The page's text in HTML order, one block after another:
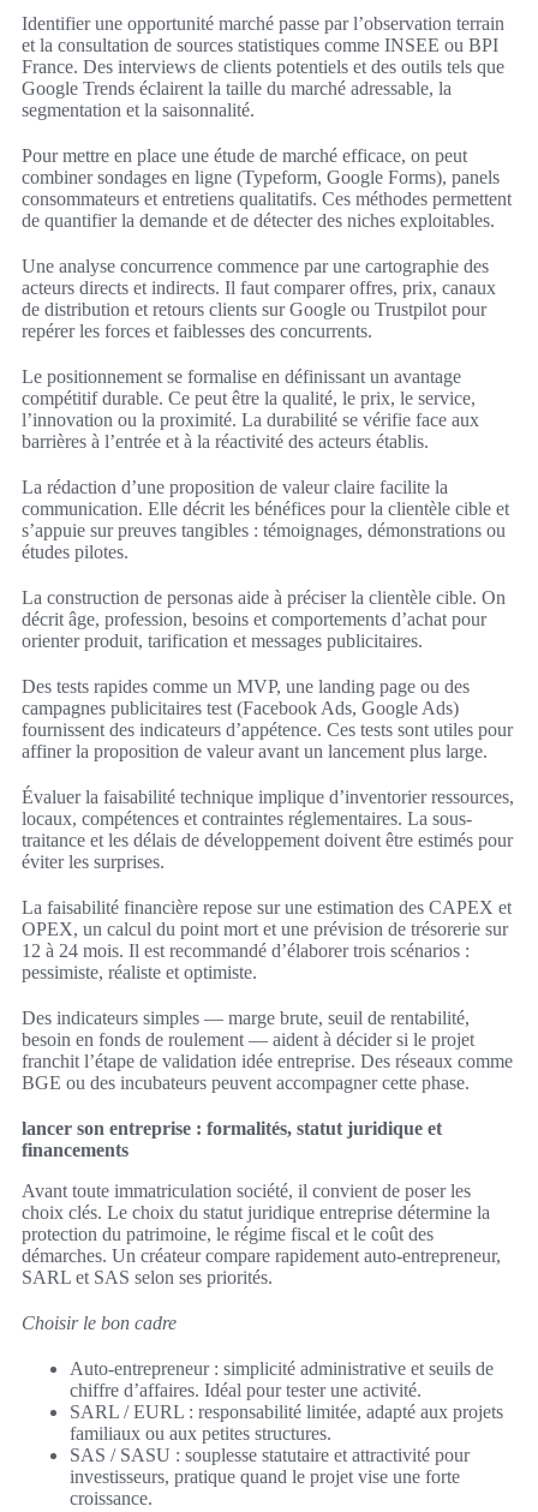
Identifier une opportunité marché passe par l’observation terrain
et la consultation de sources statistiques comme INSEE ou BPI
France. Des interviews de clients potentiels et des outils tels que
Google Trends éclairent la taille du marché adressable, la
segmentation et la saisonnalité.
Pour mettre en place une étude de marché efficace, on peut
combiner sondages en ligne (Typeform, Google Forms), panels
consommateurs et entretiens qualitatifs. Ces méthodes permettent
de quantifier la demande et de détecter des niches exploitables.
Une analyse concurrence commence par une cartographie des
acteurs directs et indirects. Il faut comparer offres, prix, canaux
de distribution et retours clients sur Google ou Trustpilot pour
repérer les forces et faiblesses des concurrents.
Le positionnement se formalise en définissant un avantage
compétitif durable. Ce peut être la qualité, le prix, le service,
l’innovation ou la proximité. La durabilité se vérifie face aux
barrières à l’entrée et à la réactivité des acteurs établis.
La rédaction d’une proposition de valeur claire facilite la
communication. Elle décrit les bénéfices pour la clientèle cible et
s’appuie sur preuves tangibles : témoignages, démonstrations ou
études pilotes.
La construction de personas aide à préciser la clientèle cible. On
décrit âge, profession, besoins et comportements d’achat pour
orienter produit, tarification et messages publicitaires.
Des tests rapides comme un MVP, une landing page ou des
campagnes publicitaires test (Facebook Ads, Google Ads)
fournissent des indicateurs d’appétence. Ces tests sont utiles pour
affiner la proposition de valeur avant un lancement plus large.
Évaluer la faisabilité technique implique d’inventorier ressources,
locaux, compétences et contraintes réglementaires. La sous-
traitance et les délais de développement doivent être estimés pour
éviter les surprises.
La faisabilité financière repose sur une estimation des CAPEX et
OPEX, un calcul du point mort et une prévision de trésorerie sur
12 à 24 mois. Il est recommandé d’élaborer trois scénarios :
pessimiste, réaliste et optimiste.
Des indicateurs simples — marge brute, seuil de rentabilité,
besoin en fonds de roulement — aident à décider si le projet
franchit l’étape de validation idée entreprise. Des réseaux comme
BGE ou des incubateurs peuvent accompagner cette phase.
lancer son entreprise : formalités, statut juridique et
financements
Avant toute immatriculation société, il convient de poser les
choix clés. Le choix du statut juridique entreprise détermine la
protection du patrimoine, le régime fiscal et le coût des
démarches. Un créateur compare rapidement auto-entrepreneur,
SARL et SAS selon ses priorités.
Choisir le bon cadre
Auto-entrepreneur : simplicité administrative et seuils de
chiffre d’affaires. Idéal pour tester une activité.
SARL / EURL : responsabilité limitée, adapté aux projets
familiaux ou aux petites structures.
SAS / SASU : souplesse statutaire et attractivité pour
investisseurs, pratique quand le projet vise une forte
croissance.